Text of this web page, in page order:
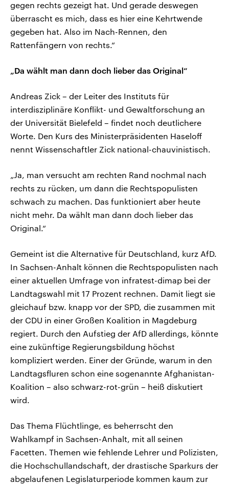
gegen rechts gezeigt hat. Und gerade deswegen
überrascht es mich, dass es hier eine Kehrtwende
gegeben hat. Also im Nach-Rennen, den
Rattenfängern von rechts.“
„Da wählt man dann doch lieber das Original“
Andreas Zick – der Leiter des Instituts für
interdisziplinäre Konflikt- und Gewaltforschung an
der Universität Bielefeld – findet noch deutlichere
Worte. Den Kurs des Ministerpräsidenten Haseloff
nennt Wissenschaftler Zick national-chauvinistisch.
„Ja, man versucht am rechten Rand nochmal nach
rechts zu rücken, um dann die Rechtspopulisten
schwach zu machen. Das funktioniert aber heute
nicht mehr. Da wählt man dann doch lieber das
Original.“
Gemeint ist die Alternative für Deutschland, kurz AfD.
In Sachsen-Anhalt können die Rechtspopulisten nach
einer aktuellen Umfrage von infratest-dimap bei der
Landtagswahl mit 17 Prozent rechnen. Damit liegt sie
gleichauf bzw. knapp vor der SPD, die zusammen mit
der CDU in einer Großen Koalition in Magdeburg
regiert. Durch den Aufstieg der AfD allerdings, könnte
eine zukünftige Regierungsbildung höchst
kompliziert werden. Einer der Gründe, warum in den
Landtagsfluren schon eine sogenannte Afghanistan-
Koalition – also schwarz-rot-grün – heiß diskutiert
wird.
Das Thema Flüchtlinge, es beherrscht den
Wahlkampf in Sachsen-Anhalt, mit all seinen
Facetten. Themen wie fehlende Lehrer und Polizisten,
die Hochschullandschaft, der drastische Sparkurs der
abgelaufenen Legislaturperiode kommen kaum zur